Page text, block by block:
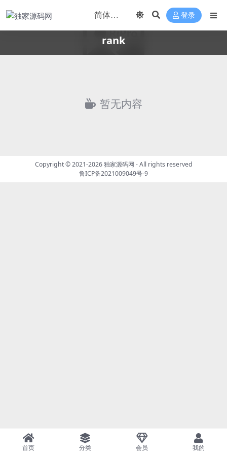
登录
rank
暂无内容
Copyright © 2021-2026独家源码网 - All rights reserved
鲁ICP备2021009049号-9
首页 分类 会员 我的